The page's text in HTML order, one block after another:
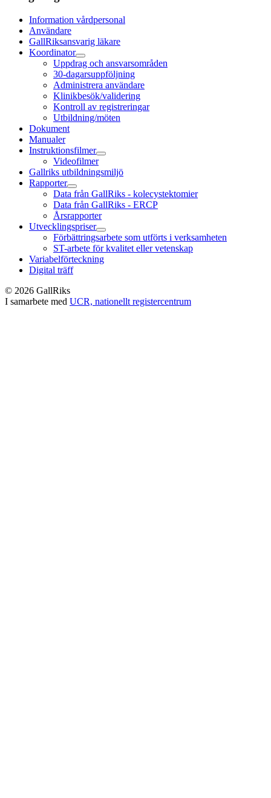
Information vårdpersonal
Användare
GallRiksansvarig läkare
Koordinator
Uppdrag och ansvarsområden
30-dagarsuppföljning
Administrera användare
Klinikbesök/validering
Kontroll av registreringar
Utbildning/möten
Dokument
Manualer
Instruktionsfilmer
Videofilmer
Gallriks utbildningsmiljö
Rapporter
Data från GallRiks - kolecystektomier
Data från GallRiks - ERCP
Årsrapporter
Utvecklingspriser
Förbättringsarbete som utförts i verksamheten
ST-arbete för kvalitet eller vetenskap
Variabelförteckning
Digital träff
© 2026 GallRiks
I samarbete med UCR, nationellt registercentrum